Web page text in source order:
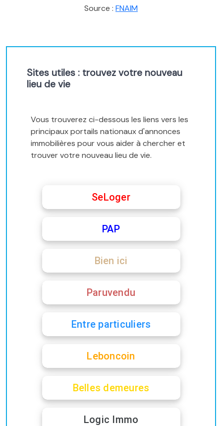
Source : FNAIM
Sites utiles : trouvez votre nouveau
lieu de vie
Vous trouverez ci-dessous les liens vers les
principaux portails nationaux d'annonces
immobilières pour vous aider à chercher et
trouver votre nouveau lieu de vie.
SeLoger
PAP
Bien ici
Paruvendu
Entre particuliers
Leboncoin
Belles demeures
Logic Immo